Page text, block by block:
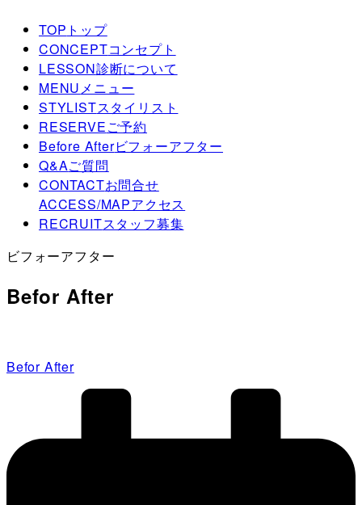
TOP トップ
CONCEPTコンセプト
LESSON診断について
MENUメニュー
STYLISTスタイリスト
RESERVEご予約
Before Afterビフォーアフター
Q&Aご質問
CONTACTお問合せ
ACCESS/MAPアクセス
RECRUITスタッフ募集
ビフォーアフター
Befor After
Befor After